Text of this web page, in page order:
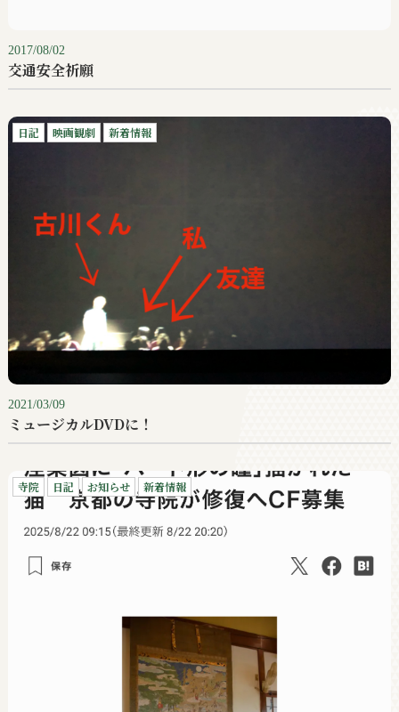
2017/08/02
交通安全祈願
日記 映画観劇 新着情報
2021/03/09
ミュージカルDVDに！
寺院 日記 お知らせ 新着情報